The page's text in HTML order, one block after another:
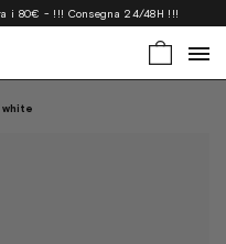
i 80€ - !!! Consegna 24/48H !!!
white